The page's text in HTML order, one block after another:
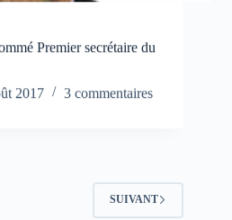
Premier secrétaire du
2017 3 commentaires
SUIVANT